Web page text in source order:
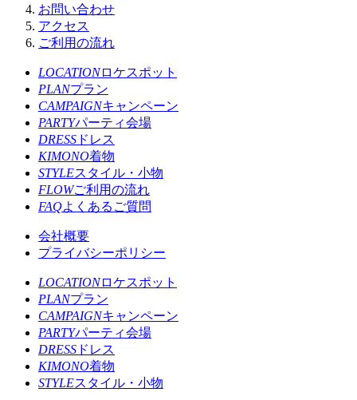
お問い合わせ
アクセス
ご利用の流れ
LOCATIONロケスポット
PLANプラン
CAMPAIGNキャンペーン
PARTYパーティ会場
DRESS ドレス
KIMONO着物
STYLEスタイル・小物
FLOWご利用の流れ
FAQよくあるご質問
会社概要
プライバシーポリシー
LOCATIONロケスポット
PLANプラン
CAMPAIGNキャンペーン
PARTYパーティ会場
DRESS ドレス
KIMONO着物
STYLEスタイル・小物